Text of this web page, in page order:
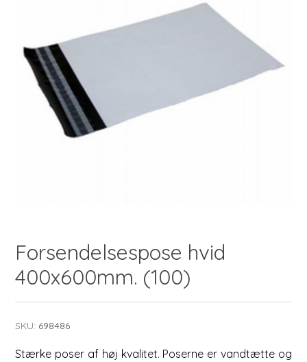
Forsendelsespose hvid
400x600mm. (100)
SKU: 698486
Stærke poser af høj kvalitet. Poserne er vandtætte og